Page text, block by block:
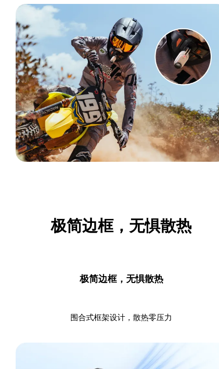
极简边框，无惧散热
极简边框，无惧散热
围合式框架设计，散热零压力